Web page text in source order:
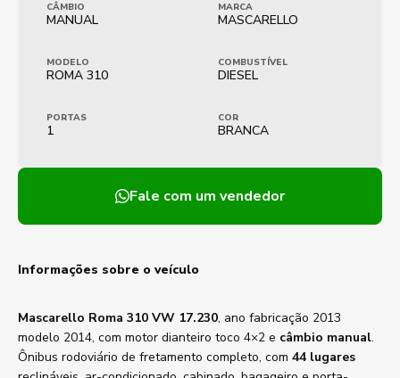
CÂMBIO
MANUAL
MARCA
MASCARELLO
MODELO
ROMA 310
COMBUSTÍVEL
DIESEL
PORTAS
1
COR
BRANCA
Fale com um vendedor
Informações sobre o veículo
Mascarello Roma 310 VW 17.230, ano fabricação 2013
modelo 2014, com motor dianteiro toco 4×2 e câmbio manual.
Ônibus rodoviário de fretamento completo, com 44 lugares